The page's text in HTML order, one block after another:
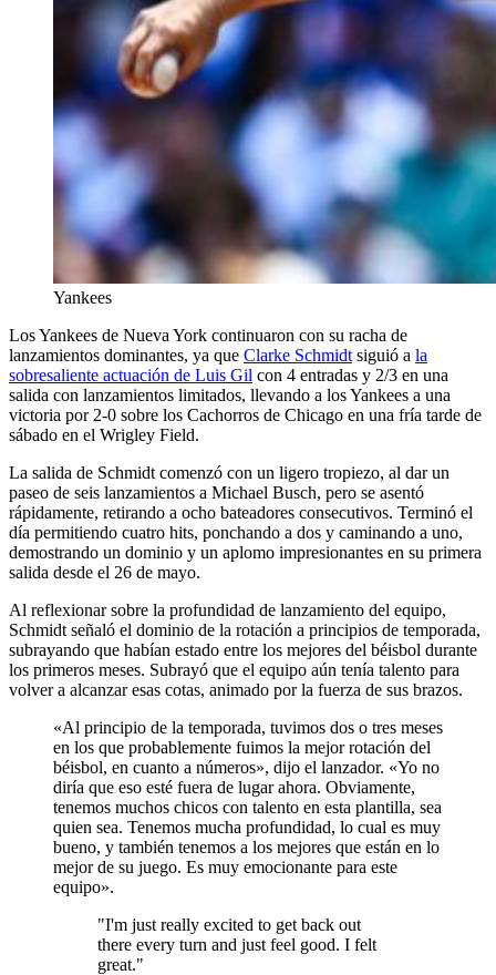
Yankees
Los Yankees de Nueva York continuaron con su racha de
lanzamientos dominantes, ya que Clarke Schmidt siguió a la
sobresaliente actuación de Luis Gil con 4 entradas y 2/3 en una
salida con lanzamientos limitados, llevando a los Yankees a una
victoria por 2-0 sobre los Cachorros de Chicago en una fría tarde de
sábado en el Wrigley Field.
La salida de Schmidt comenzó con un ligero tropiezo, al dar un
paseo de seis lanzamientos a Michael Busch, pero se asentó
rápidamente, retirando a ocho bateadores consecutivos. Terminó el
día permitiendo cuatro hits, ponchando a dos y caminando a uno,
demostrando un dominio y un aplomo impresionantes en su primera
salida desde el 26 de mayo.
Al reflexionar sobre la profundidad de lanzamiento del equipo,
Schmidt señaló el dominio de la rotación a principios de temporada,
subrayando que habían estado entre los mejores del béisbol durante
los primeros meses. Subrayó que el equipo aún tenía talento para
volver a alcanzar esas cotas, animado por la fuerza de sus brazos.
«Al principio de la temporada, tuvimos dos o tres meses
en los que probablemente fuimos la mejor rotación del
béisbol, en cuanto a números», dijo el lanzador. «Yo no
diría que eso esté fuera de lugar ahora. Obviamente,
tenemos muchos chicos con talento en esta plantilla, sea
quien sea. Tenemos mucha profundidad, lo cual es muy
bueno, y también tenemos a los mejores que están en lo
mejor de su juego. Es muy emocionante para este
equipo».
"I'm just really excited to get back out
there every turn and just feel good. I felt
great."